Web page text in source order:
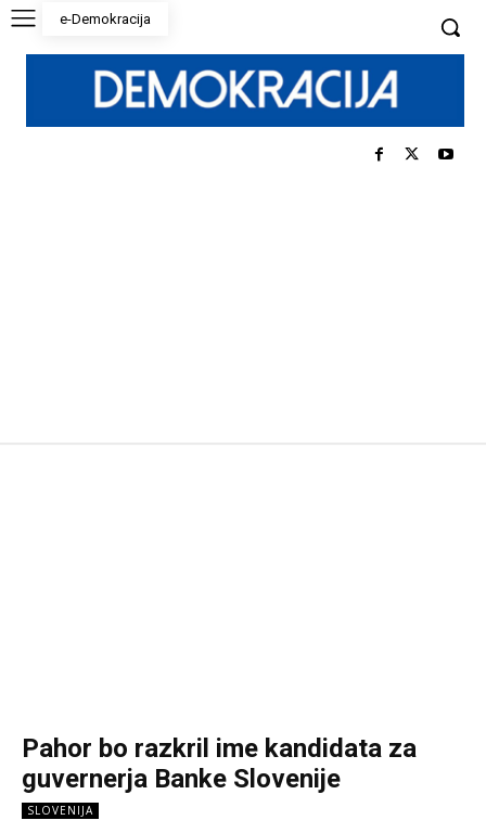
e-Demokracija
Pahor bo razkril ime kandidata za
guvernerja Banke Slovenije
SLOVENIJA